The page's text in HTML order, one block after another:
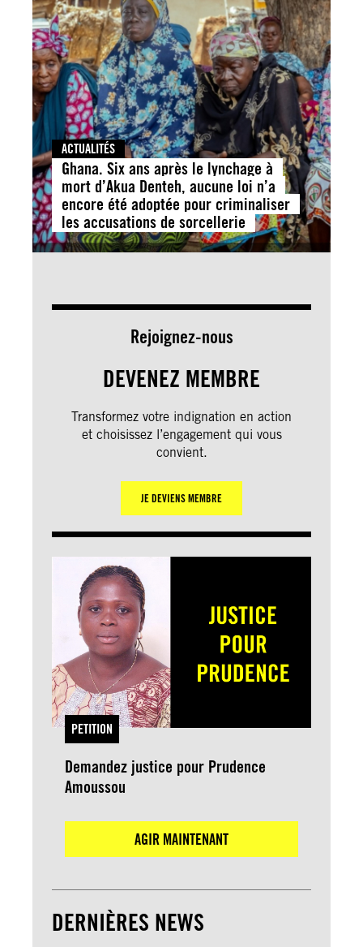
ACTUALITÉS
Ghana. Six ans après le lynchage à
mort d’Akua Denteh, aucune loi n’a
encore été adoptée pour criminaliser
les accusations de sorcellerie
Rejoignez-nous
DEVENEZ MEMBRE
Transformez votre indignation en action
et choisissez l’engagement qui vous
convient.
JE DEVIENS MEMBRE
PETITION
Demandez justice pour Prudence
Amoussou
AGIR MAINTENANT
DERNIÈRES NEWS